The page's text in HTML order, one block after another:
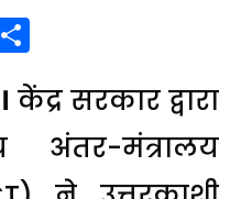
केंद्र सरकार द्वारा
अंतर-मंत्रालय